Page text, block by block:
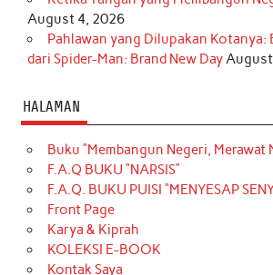
August 4, 2026
Pahlawan yang Dilupakan Kotanya:
dari Spider-Man: Brand New Day
HALAMAN
Buku “Membangun Negeri, Merawat
F.A.Q BUKU “NARSIS”
F.A.Q. BUKU PUISI “MENYESAP
Front Page
Karya & Kiprah
KOLEKSI E-BOOK
Kontak Saya